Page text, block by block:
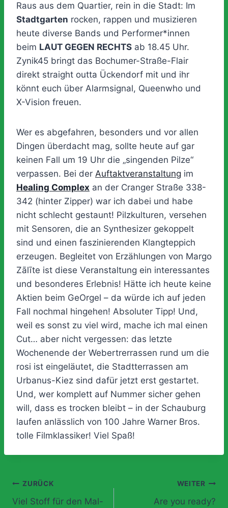
Raus aus dem Quartier, rein in die Stadt: Im
Stadtgarten rocken, rappen und musizieren
heute diverse Bands und Performer*innen
beim LAUT GEGEN RECHTS ab 18.45 Uhr.
Zynik45 bringt das Bochumer-Straße-Flair
direkt straight outta Ückendorf mit und ihr
könnt euch über Alarmsignal, Queenwho und
X-Vision freuen.
Wer es abgefahren, besonders und vor allen
Dingen überdacht mag, sollte heute auf gar
keinen Fall um 19 Uhr die „singenden Pilze“
verpassen. Bei der Auftaktveranstaltung im
Healing Complex an der Cranger Straße 338-
342 (hinter Zipper) war ich dabei und habe
nicht schlecht gestaunt! Pilzkulturen, versehen
mit Sensoren, die an Synthesizer gekoppelt
sind und einen faszinierenden Klangteppich
erzeugen. Begleitet von Erzählungen von Margo
Zālīte ist diese Veranstaltung ein interessantes
und besonderes Erlebnis! Hätte ich heute keine
Aktien beim GeOrgel – da würde ich auf jeden
Fall nochmal hingehen! Absoluter Tipp! Und,
weil es sonst zu viel wird, mache ich mal einen
Cut… aber nicht vergessen: das letzte
Wochenende der Webertrerrassen rund um die
rosi ist eingeläutet, die Stadtterrassen am
Urbanus-Kiez sind dafür jetzt erst gestartet.
Und, wer komplett auf Nummer sicher gehen
will, dass es trocken bleibt – in der Schauburg
laufen anlässlich von 100 Jahre Warner Bros.
tolle Filmklassiker! Viel Spaß!
Beitragsnavigation
ZURÜCK
Viel Stoff für den Mal-
WEITER
Are you ready?